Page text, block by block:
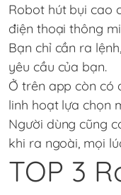
Robot hút bụi cao
điện thoại thông
Bạn chỉ cần ra
yêu cầu của bạn.
Ở trên app còn có
linh hoạt lựa chọn
Người dùng cũng
khi ra ngoài, mọi
TOP 3